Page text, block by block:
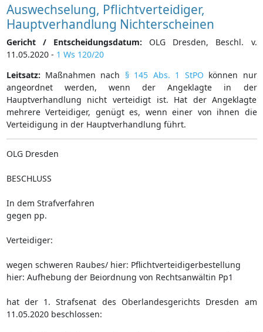
Auswechselung, Pflichtverteidiger,
Hauptverhandlung Nichterscheinen
Gericht / Entscheidungsdatum: OLG Dresden, Beschl. v.
11.05.2020 - 1 Ws 120/20
Leitsatz: Maßnahmen nach § 145 Abs. 1 StPO können nur
angeordnet werden, wenn der Angeklagte in der
Hauptverhandlung nicht verteidigt ist. Hat der Angeklagte
mehrere Verteidiger, genügt es, wenn einer von ihnen die
Verteidigung in der Hauptverhandlung führt.
OLG Dresden
BESCHLUSS
In dem Strafverfahren
gegen pp.
Verteidiger:
wegen schweren Raubes/ hier: Pflichtverteidigerbestellung
hier: Aufhebung der Beiordnung von Rechtsanwältin Pp1
hat der 1. Strafsenat des Oberlandesgerichts Dresden am
11.05.2020 beschlossen: